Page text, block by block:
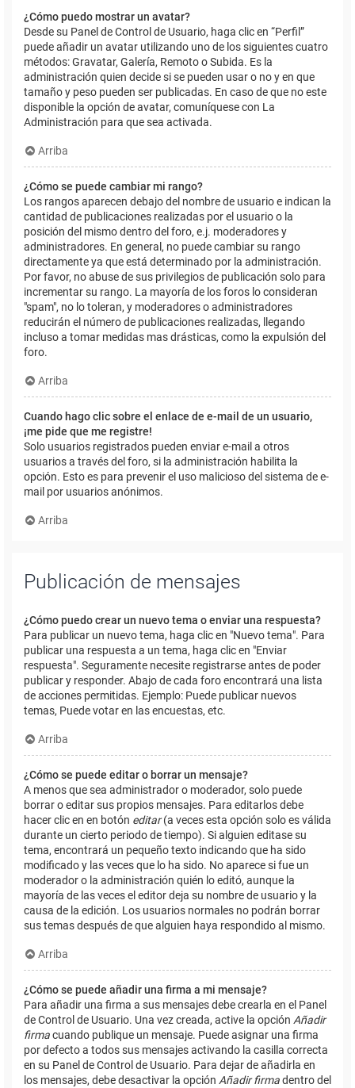
¿Cómo puedo mostrar un avatar?
Desde su Panel de Control de Usuario, haga clic en “Perfil”
puede añadir un avatar utilizando uno de los siguientes cuatro
métodos: Gravatar, Galería, Remoto o Subida. Es la
administración quien decide si se pueden usar o no y en que
tamaño y peso pueden ser publicadas. En caso de que no este
disponible la opción de avatar, comuníquese con La
Administración para que sea activada.
Arriba
¿Cómo se puede cambiar mi rango?
Los rangos aparecen debajo del nombre de usuario e indican la
cantidad de publicaciones realizadas por el usuario o la
posición del mismo dentro del foro, e.j. moderadores y
administradores. En general, no puede cambiar su rango
directamente ya que está determinado por la administración.
Por favor, no abuse de sus privilegios de publicación solo para
incrementar su rango. La mayoría de los foros lo consideran
"spam", no lo toleran, y moderadores o administradores
reducirán el número de publicaciones realizadas, llegando
incluso a tomar medidas mas drásticas, como la expulsión del
foro.
Arriba
Cuando hago clic sobre el enlace de e-mail de un usuario,
¡me pide que me registre!
Solo usuarios registrados pueden enviar e-mail a otros
usuarios a través del foro, si la administración habilita la
opción. Esto es para prevenir el uso malicioso del sistema de e-
mail por usuarios anónimos.
Arriba
Publicación de mensajes
¿Cómo puedo crear un nuevo tema o enviar una respuesta?
Para publicar un nuevo tema, haga clic en "Nuevo tema". Para
publicar una respuesta a un tema, haga clic en "Enviar
respuesta". Seguramente necesite registrarse antes de poder
publicar y responder. Abajo de cada foro encontrará una lista
de acciones permitidas. Ejemplo: Puede publicar nuevos
temas, Puede votar en las encuestas, etc.
Arriba
¿Cómo se puede editar o borrar un mensaje?
A menos que sea administrador o moderador, solo puede
borrar o editar sus propios mensajes. Para editarlos debe
hacer clic en en botón editar(a veces esta opción solo es válida
durante un cierto periodo de tiempo). Si alguien editase su
tema, encontrará un pequeño texto indicando que ha sido
modificado y las veces que lo ha sido. No aparece si fue un
moderador o la administración quién lo editó, aunque la
mayoría de las veces el editor deja su nombre de usuario y la
causa de la edición. Los usuarios normales no podrán borrar
sus temas después de que alguien haya respondido al mismo.
Arriba
¿Cómo se puede añadir una firma a mi mensaje?
Para añadir una firma a sus mensajes debe crearla en el Panel
de Control de Usuario. Una vez creada, active la opción Añadir
firmacuando publique un mensaje. Puede asignar una firma
por defecto a todos sus mensajes activando la casilla correcta
en su Panel de Control de Usuario. Para dejar de añadirla en
los mensajes, debe desactivar la opción Añadir firmadentro del